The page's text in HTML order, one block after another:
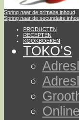
Spring naar de primaire inhoud
Spring naar de secundaire
PRODUCTEN
RECEPTEN
KOOKBOEKEN
TOKO’S